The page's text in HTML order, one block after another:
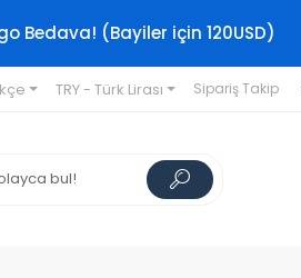
Bedava! (Bayiler için 120USD)
TRY - Türk Lirası Sipariş Takip